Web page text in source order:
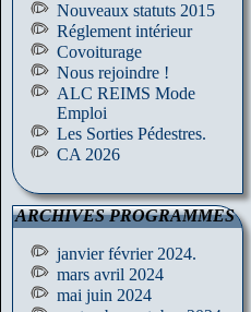
Nouveaux statuts 2015
Réglement intérieur
Covoiturage
Nous rejoindre !
ALC REIMS Mode
Emploi
Les Sorties Pédestres.
CA 2026
ARCHIVES PROGRAMMES
janvier février 2024.
mars avril 2024
mai juin 2024